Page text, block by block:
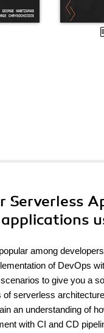
Serverless
among
of DevOps
to give you a
serverless
an understanding of
with CI and CD